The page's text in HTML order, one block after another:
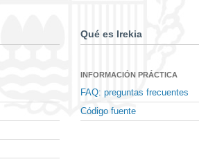
Qué es Irekia
INFORMACIÓN PRÁCTICA
FAQ: preguntas frecuentes
Código fuente